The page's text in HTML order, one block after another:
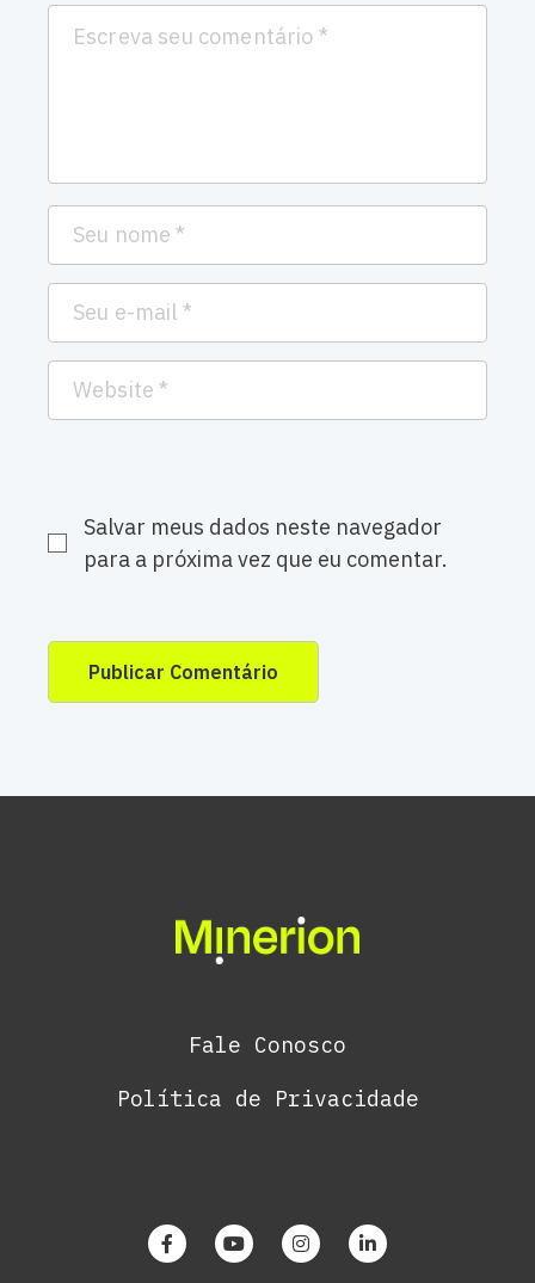
Salvar meus dados neste navegador
para a próxima vez que eu comentar.
Fale Conosco
Política de Privacidade